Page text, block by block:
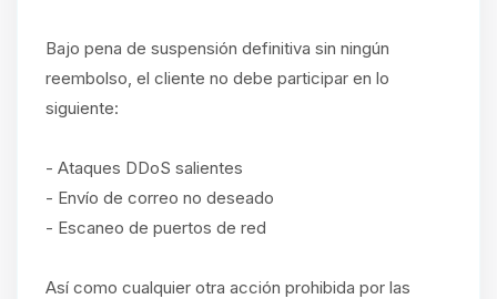
Bajo pena de suspensión definitiva sin ningún
reembolso, el cliente no debe participar en lo
siguiente:
- Ataques DDoS salientes
- Envío de correo no deseado
- Escaneo de puertos de red
Así como cualquier otra acción prohibida por las